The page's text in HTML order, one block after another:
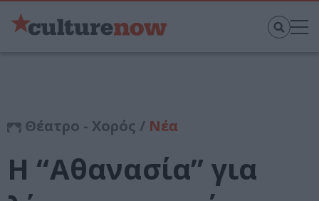
Θέατρο - Χορός / Νέα
Η “Αθανασία” για